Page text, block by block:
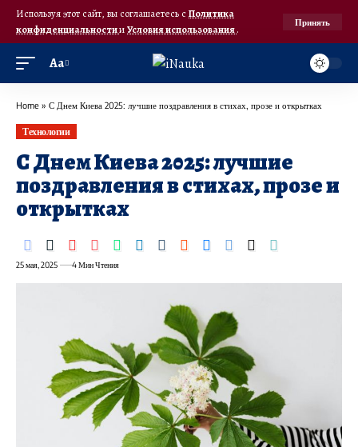
Используя этот сайт, вы соглашаетесь с Политика
конфиденциальностииУсловия использования.
Принять
Аа
Home » С Днем Киева 2025: лучшие поздравления в стихах, прозе и открытках
Технологии
С Днем Киева 2025: лучшие
поздравления в стихах, прозе и
открытках
25 мая, 2025 4 Мин Чтения